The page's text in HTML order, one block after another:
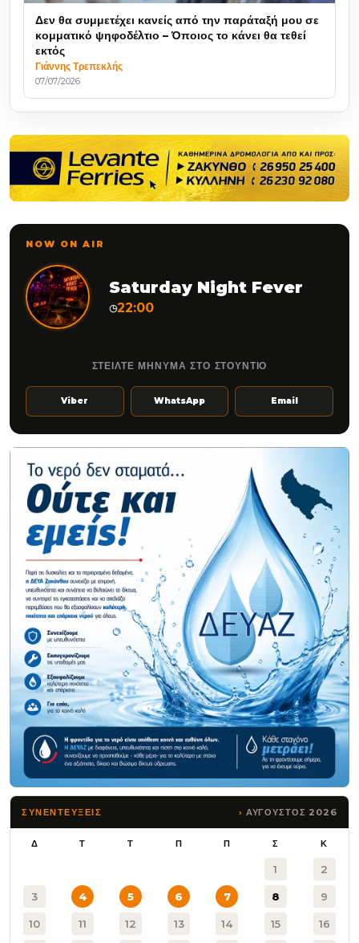
Δεν θα συμμετέχει κανείς από την παράταξή μου σε
κομματικό ψηφοδέλτιο – Όποιος το κάνει θα τεθεί
εκτός
Γιάννης Τρεπεκλής
07/07/2026
NOW ON AIR
Saturday Night Fever
◷22:00
ΣΤΕΙΛΤΕ ΜΗΝΥΜΑ ΣΤΟ ΣΤΟΥΝΤΙΟ
Viber WhatsApp Email
ΣΥΝΕΝΤΕΥΞΕΙΣ ΑΥΓΟΥΣΤΟΣ 2026
Δ Τ Τ Π Π Σ Κ
1 2
3 4 5 6 7 8 9
10 11 12 13 14 15 16